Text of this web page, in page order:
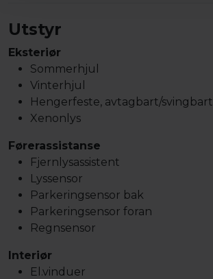
Utstyr
Eksteriør
Sommerhjul
Vinterhjul
Hengerfeste, avtagbart/svingbart
Xenonlys
Førerassistanse
Fjernlysassistent
Lyssensor
Parkeringsensor bak
Parkeringsensor foran
Regnsensor
Interiør
El.vinduer